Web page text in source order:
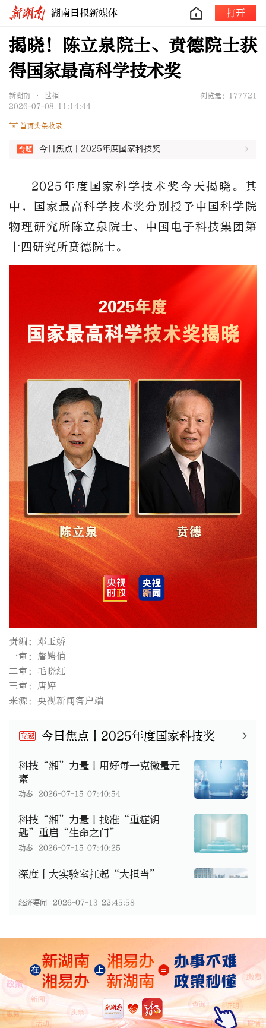
湖南日报新媒体 打开
揭晓！陈立泉院士、贲德院士获
得国家最高科学技术奖
新湖南 • 世相
浏览量：177721
2026-07-08 11:14:44
首页头条收录
今日焦点丨2025年度国家科技奖
2025年度国家科学技术奖今天揭晓。其
中，国家最高科学技术奖分别授予中国科学院
物理研究所陈立泉院士、中国电子科技集团第
十四研究所贲德院士。
责编：邓玉娇
一审：詹娉俏
二审：毛晓红
三审：唐婷
来源：央视新闻客户端
专题 今日焦点丨2025年度国家科技奖
科技“湘”力量丨用好每一克微量元
素
动态 2026-07-15 07:40:54
科技“湘”力量丨找准“重症钥
匙”重启“生命之门”
动态 2026-07-15 07:40:25
深度丨大实验室扛起“大担当”
经济要闻 2026-07-13 22:45:58